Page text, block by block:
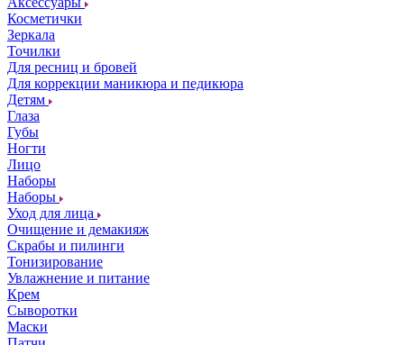
Косметички
Зеркала
Точилки
Для ресниц и бровей
Для коррекции маникюра и педикюра
Детям
Глаза
Губы
Ногти
Лицо
Наборы
Наборы
Уход для лица
Очищение и демакияж
Скрабы и пилинги
Тонизирование
Увлажнение и питание
Крем
Сыворотки
Маски